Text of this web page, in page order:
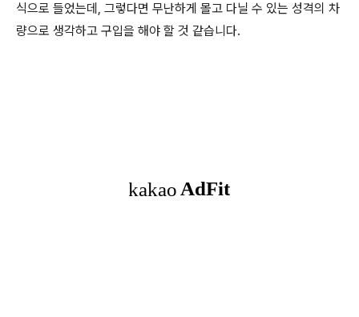
식으로 들었는데, 그렇다면 무난하게 몰고 다닐 수 있는 성격의 차
량으로 생각하고 구입을 해야 할 것 같습니다.